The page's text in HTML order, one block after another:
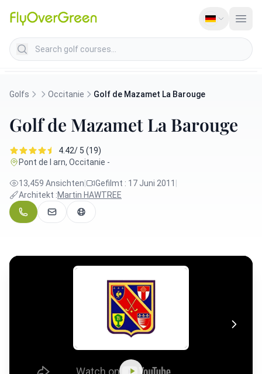
Search golf courses
Golfs Occitanie Golf de Mazamet La Barouge
Golf de Mazamet La Barouge
4.42/ 5 (19)
Pont de l arn, Occitanie -
13,459 Ansichten Gefilmt : 17 Juni 2011
Architekt :Martin HAWTREE